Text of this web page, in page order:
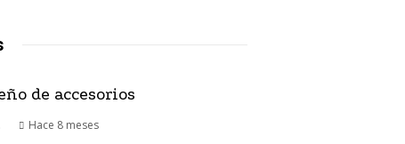
de accesorios
Hace 8 meses